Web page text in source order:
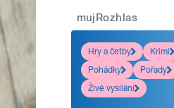
mujRozhlas
Hry a četby
Krimi
Pohádky
Pořady
Živé vysílání